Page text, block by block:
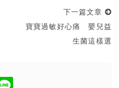
下一篇文章
寶寶過敏好心痛 嬰兒益
生菌這樣選